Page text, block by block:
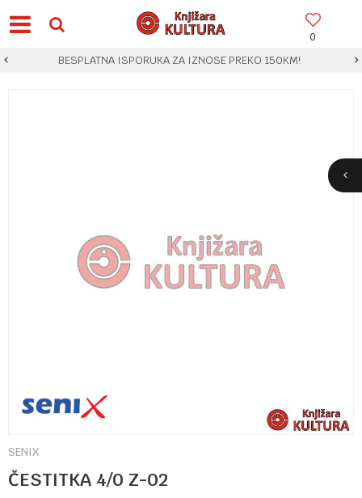
0
BESPLATNA ISPORUKA ZA IZNOSE PREKO 150KM!
SENIX
ČESTITKA 4/0 Z-02